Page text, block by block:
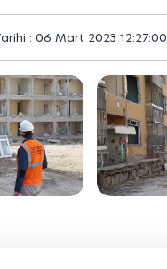
: 06 Mart 2023 12:27:00